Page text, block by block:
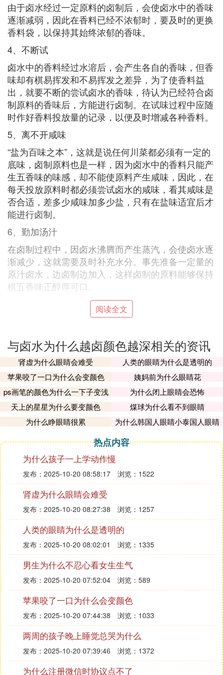
由于卤水经过一定原料的卤制后，会使卤水中的香味
逐渐减弱，因此在香料已经不浓郁时，要及时的更换
香料袋，以保持其始终浓郁的香味。
4、不断试
卤水中的香料经过水溶后，会产生各自的香味，但香
味却有棋易挥发和不易挥发之差异，为了使香料益
出，就要不断的尝试卤水的香味，待认为已经符合卤
制原料的香味后，方能进行卤制。在试味过程中应随
时作好香料投放量的记录，以便及时增减各种香料。
5、离不开咸味
“盐为百味之本”，这就是说任何川菜都必须有一定的
底味，卤制原料也是一样，因为卤水中的香料只能产
生五香味的味感，却不能使原料产生咸味，因此，在
每天投放原料时都必须尝试卤水的咸味，看其咸味是
否合适，差多少咸味加多少盐，只有在盐味适宜后才
能进行卤制。
6、勤加汤汁
在卤制过程中，因卤水沸腾而产生蒸汽，会使卤水逐
渐减少，这就需要及时补充水分。事先准备一定量的
原汁卤水，边卤制边加入，这样卤制的原料能够保持
棋五香味正醇厚可口。
7、卤水中忌加入酱油
红卤中的金黄色是*糖色来产生的，千万不能以酱油
加入酱油的卤水，时间稍长，经氧化后便会使色泽发
黑发暗，时间越长，色泽越黑越深，所以，有的卤制
的原料是黑色的不是金黄色，就是那个道理。
8、就是熬好的卤水，应该妥善保管，不宜搅动
这点做餐饮的朋友都是知道的，大家也懂我就不多说
了，比如夏天，如果经常搅动而不烧开，就会滋生细
菌，而使卤汁变酸变味。
9、是卤汁中应该加入一定量的鸡精和味精
由于人民对鲜味的要求都比较高，还有就是味精的主
要成分为谷氨酸钠，但是谷氨酸钠在160。C才能分
解为焦谷氨酸钠，所以在卤汁中加入味精不会对人体
产生任何影响。
(1)卤水为什么越卤颜色越深扩展阅读：
卤菜菜品特点：
1、卤肉质地适口，味感丰富。卤制原料时，可根据
原料的质地和食者对卤菜口感的要求，可耙则耙，可
软则软，该脆则脆，他给人的口感最丰富，最适口。
2、香气宜人，润而不腻。由于卤菜中加入了一定量
的具有各自辛香味和香气的调料，所以卤制出来的菜
品除了有醇厚的五香味感外，还有特别的香气。这些
阅读全文
与卤水为什么越卤颜色越深相关的资讯
肾虚为什么眼睛会难受
人类的眼睛为什么是透明的
苹果咬了一口为什么会变颜色
姨妈前为什么眼睛花
ps画笔的颜色为什么一下子变浅
了
为什么闭上眼睛会恐怖
天上的星星为什么要变颜色
煤球为什么看不到眼睛
为什么睁眼睛很累
为什么韩国人眼睛小泰国人眼睛
热点内容
为什么孩子一上学动作慢
发布：2025-10-20 08:58:17 浏览：1522
肾虚为什么眼睛会难受
发布：2025-10-20 08:27:38 浏览：1257
人类的眼睛为什么是透明的
发布：2025-10-20 08:02:01 浏览：1335
男生为什么不忍心看女生生气
发布：2025-10-20 07:52:04 浏览：589
苹果咬了一口为什么会变颜色
发布：2025-10-20 07:44:38 浏览：1033
两周的孩子晚上睡觉总哭为什么
发布：2025-10-20 07:39:46 浏览：1372
为什么注册微信时协议点不了